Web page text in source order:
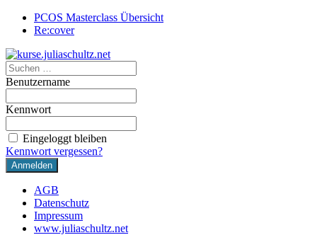
PCOS Masterclass Übersicht
Re:cover
Benutzername
Kennwort
Eingeloggt bleiben
Kennwort vergessen?
AGB
Datenschutz
Impressum
www.juliaschultz.net